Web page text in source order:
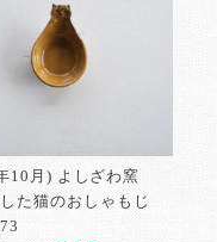
10月) よしざわ窯
た猫のおしゃもじ